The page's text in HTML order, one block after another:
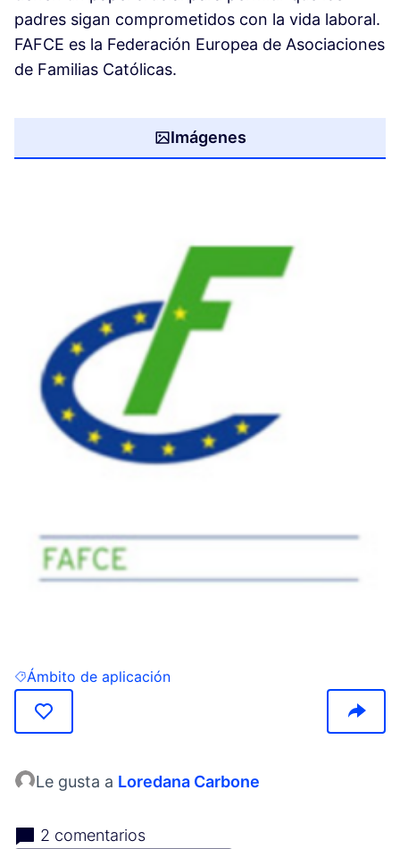
padres sigan comprometidos con la vida laboral.
FAFCE es la Federación Europea de Asociaciones
de Familias Católicas.
Imágenes
Resultados al filtrar por: Ámbito de aplicación
Ámbito de aplicación
Le gusta a Loredana Carbone
2 comentarios